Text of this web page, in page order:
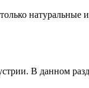
натуральные
В данном